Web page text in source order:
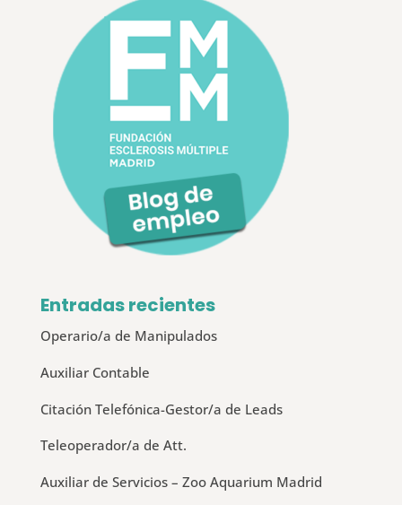
Entradas recientes
Operario/a de Manipulados
Auxiliar Contable
Citación Telefónica-Gestor/a de Leads
Teleoperador/a de Att.
Auxiliar de Servicios – Zoo Aquarium Madrid